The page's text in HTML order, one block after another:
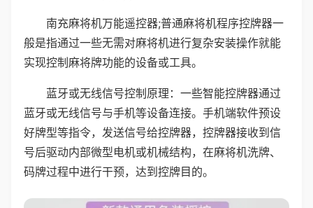
南充麻将机万能遥控器;普通麻将机程序控牌器一
般是指通过一些无需对麻将机进行复杂安装操作就能
实现控制麻将牌功能的设备或工具。
蓝牙或无线信号控制原理：一些智能控牌器通过
蓝牙或无线信号与手机等设备连接。手机端软件预设
好牌型等指令，发送信号给控牌器，控牌器接收到信
号后驱动内部微型电机或机械结构，在麻将机洗牌、
码牌过程中进行干预，达到控牌目的。